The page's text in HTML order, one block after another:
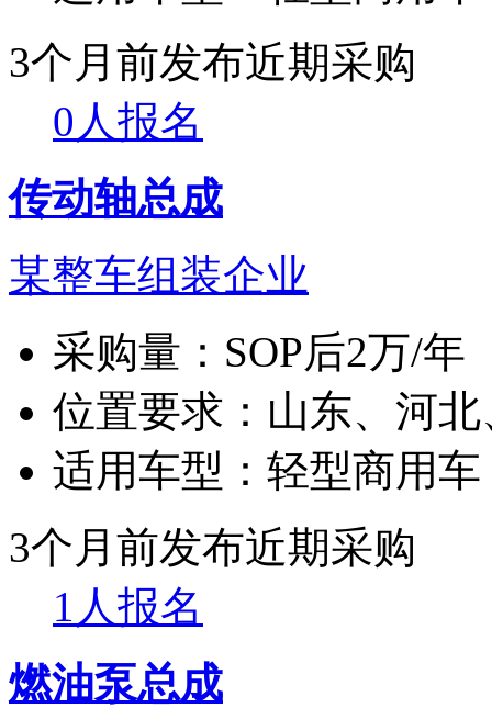
3个月前发布近期采购
0人报名
传动轴总成
某整车组装企业
采购量： SOP后2万/年
位置要求： 山东、河
适用车型： 轻型商用
3个月前发布近期采购
1人报名
燃油泵总成